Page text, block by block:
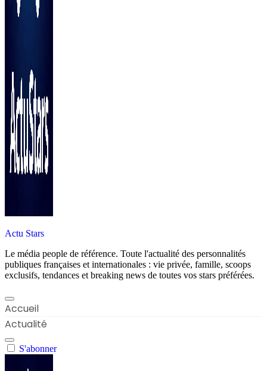
Actu Stars
Le média people de référence. Toute l'actualité des personnalités
publiques françaises et internationales : vie privée, famille, scoops
exclusifs, tendances et breaking news de toutes vos stars préférées.
Accueil
Actualité
S'abonner